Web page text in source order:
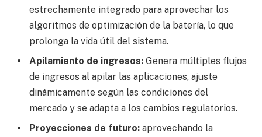
estrechamente integrado para aprovechar los
algoritmos de optimización de la batería, lo que
prolonga la vida útil del sistema.
Apilamiento de ingresos: Genera múltiples flujos
de ingresos al apilar las aplicaciones, ajuste
dinámicamente según las condiciones del
mercado y se adapta a los cambios regulatorios.
Proyecciones de futuro: aprovechando la